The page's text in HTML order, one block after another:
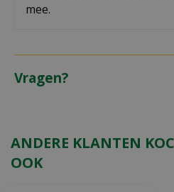
mee.
Vragen?
ANDERE KLANTEN
OOK